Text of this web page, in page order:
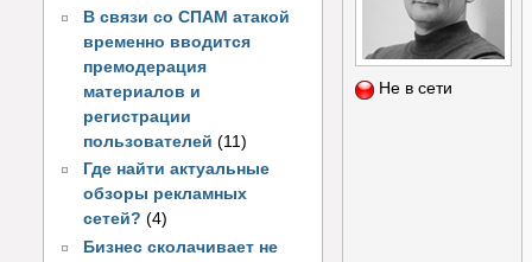
В связи со СПАМ атакой
временно вводится
премодерация
материалов и
регистрации
пользователей(11)
Где найти актуальные
обзоры рекламных
сетей? (4)
Бизнес сколачивает не
Не в сети